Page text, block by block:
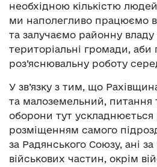
необхідною кількістю
ми наполегливо працюємо
та залучаємо районну владу
територіальні громади, аби
роз’яснювальну роботу
У зв’язку з тим, що
та малоземельний, питання
оборони тут
розміщенням самого
за Радянського Союзу, ані
військових частин, окрім